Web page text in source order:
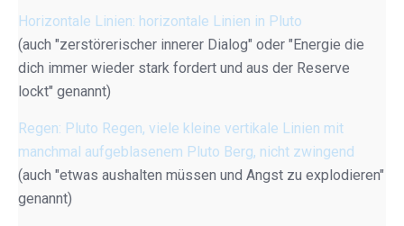
Horizontale Linien: horizontale Linien in Pluto
(auch "zerstörerischer innerer Dialog" oder "Energie die
dich immer wieder stark fordert und aus der Reserve
lockt" genannt)
Regen: Pluto Regen, viele kleine vertikale Linien mit
manchmal aufgeblasenem Pluto Berg, nicht zwingend
(auch "etwas aushalten müssen und Angst zu explodieren"
genannt)